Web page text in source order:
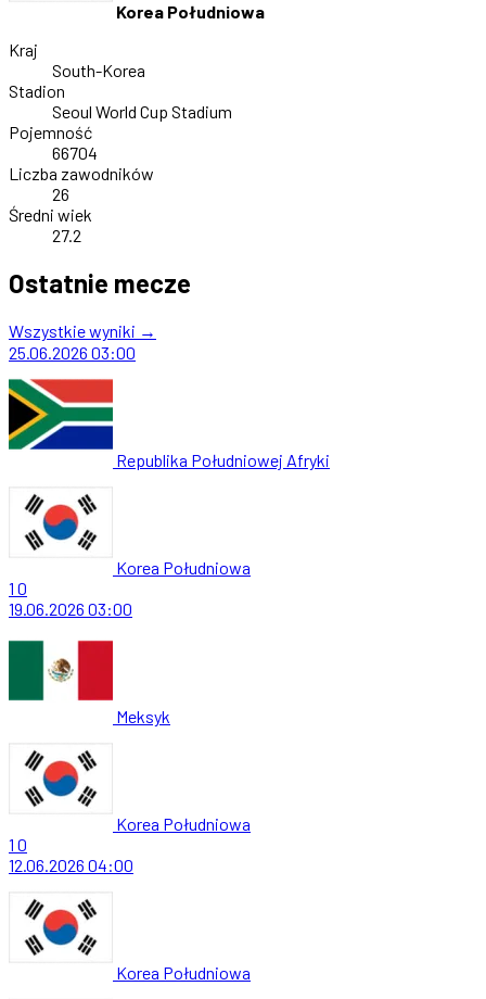
Korea Południowa
Kraj
South-Korea
Stadion
Seoul World Cup Stadium
Pojemność
66704
Liczba zawodników
26
Średni wiek
27.2
Ostatnie mecze
Wszystkie wyniki →
25.06.2026 03:00
Republika Południowej Afryki
Korea Południowa
1 0
19.06.2026 03:00
Meksyk
Korea Południowa
1 0
12.06.2026 04:00
Korea Południowa